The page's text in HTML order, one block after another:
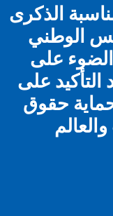
الذكرى
الوطني
على
على
حقوق